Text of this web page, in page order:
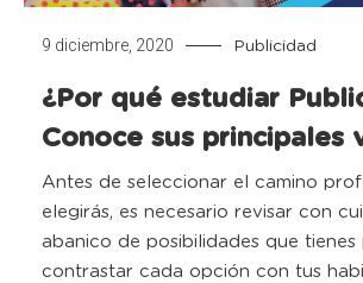
9 diciembre, 2020 Publicidad
¿Por qué estudiar
Conoce sus principales
Antes de seleccionar el camino
elegirás, es necesario revisar con
abanico de posibilidades que
contrastar cada opción con tus